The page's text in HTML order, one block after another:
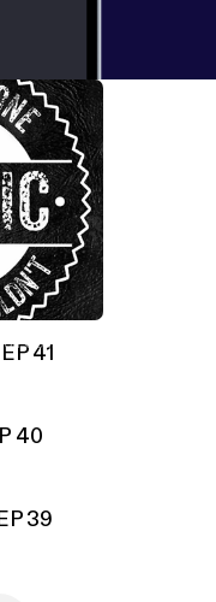
I Couldn't
EP 43
42
41
40
39